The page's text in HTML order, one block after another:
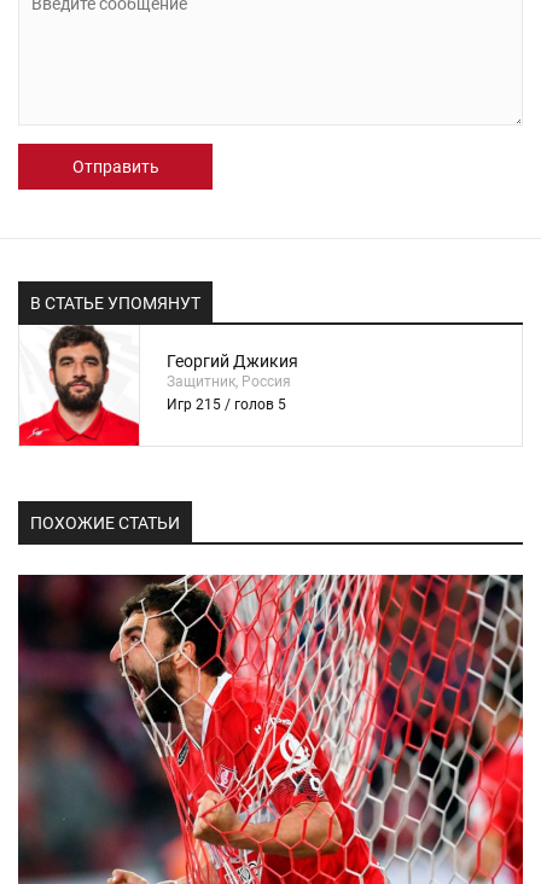
Отправить
В СТАТЬЕ УПОМЯНУТ
Георгий Джикия
Защитник, Россия
Игр 215 / голов 5
ПОХОЖИЕ СТАТЬИ